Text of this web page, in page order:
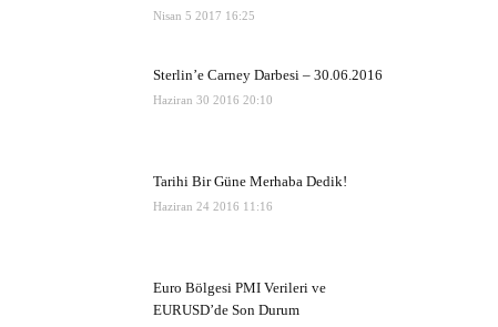
Nisan 5 2017 16:25
Sterlin’e Carney Darbesi – 30.06.2016
Haziran 30 2016 20:10
Tarihi Bir Güne Merhaba Dedik!
Haziran 24 2016 11:16
Euro Bölgesi PMI Verileri ve
EURUSD’de Son Durum